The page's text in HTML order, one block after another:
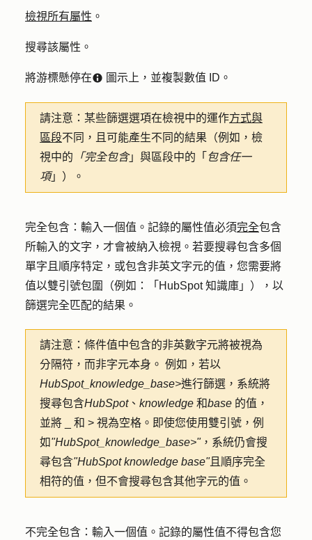
檢視所有屬性 。
搜尋該屬性 。
將游標懸停在infoCircleIcon 圖示上 ，並複製數值 ID 。
請注意： 某些篩選選項在檢視中的運作方式與
區段不同，且可能產生不同的結果（例如，檢
視中的 「完全包含」與區段中的「 包含任一
項」）。
完全包含 ：輸入一個值 。記錄的屬性值必須完全包含
所輸入的文字，才會被納入檢視。若要搜尋包含多個
單字且順序特定，或包含非英文字元的值，您需要將
值以雙引號包圍（例如：「HubSpot 知識庫」），以
篩選完全匹配的結果。
請注意： 條件值中包含的非英數字元將被視為
分隔符，而非字元本身。 例如，若以
HubSpot_knowledge_base>進行篩選，系統將
搜尋包含HubSpot、 knowledge 和base 的值，
並將 _ 和 > 視為空格。即使您使用雙引號，例
如"HubSpot_knowledge_base>"，系統仍會搜
尋包含"HubSpot knowledge base"且順序完全
相符的值，但不會搜尋包含其他字元的值。
不完全包含： 輸入一個值 。記錄的屬性值不得包含您